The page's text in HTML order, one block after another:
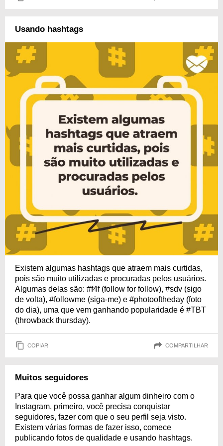
Usando hashtags
Existem algumas hashtags que atraem mais curtidas,
pois são muito utilizadas e procuradas pelos usuários.
Algumas delas são: #f4f (follow for follow), #sdv (sigo
de volta), #followme (siga-me) e #photooftheday (foto
do dia), uma que vem ganhando popularidade é #TBT
(throwback thursday).
COPIAR COMPARTILHAR
Muitos seguidores
Para que você possa ganhar algum dinheiro com o
Instagram, primeiro, você precisa conquistar
seguidores, fazer com que o seu perfil seja visto.
Existem várias formas de fazer isso, comece
publicando fotos de qualidade e usando hashtags.